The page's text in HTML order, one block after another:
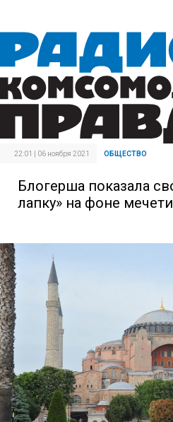
22:01 | 06 ноября 2021 ОБЩЕСТВО
Блогерша показала
лапку» на фоне